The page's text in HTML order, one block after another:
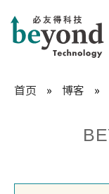
首页 » 博客 »